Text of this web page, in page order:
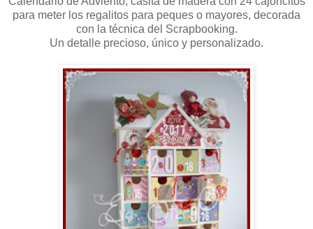
para meter los regalitos para peques o mayores, decorada
con la técnica del Scrapbooking.
Un detalle precioso, único y personalizado.